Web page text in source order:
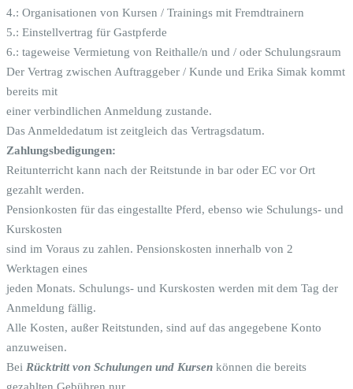
4.: Organisationen von Kursen / Trainings mit Fremdtrainern
5.: Einstellvertrag für Gastpferde
6.: tageweise Vermietung von Reithalle/n und / oder Schulungsraum
Der Vertrag zwischen Auftraggeber / Kunde und Erika Simak kommt
bereits mit
einer verbindlichen Anmeldung zustande.
Das Anmeldedatum ist zeitgleich das Vertragsdatum.
Zahlungsbedigungen:
Reitunterricht kann nach der Reitstunde in bar oder EC vor Ort
gezahlt werden.
Pensionkosten für das eingestallte Pferd, ebenso wie Schulungs- und
Kurskosten
sind im Voraus zu zahlen. Pensionskosten innerhalb von 2
Werktagen eines
jeden Monats. Schulungs- und Kurskosten werden mit dem Tag der
Anmeldung fällig.
Alle Kosten, außer Reitstunden, sind auf das angegebene Konto
anzuweisen.
Bei Rücktritt von Schulungen und Kursen können die bereits